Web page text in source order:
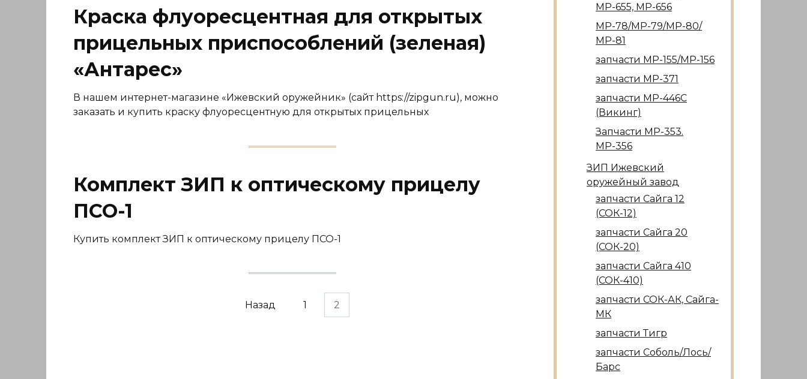
Краска флуоресцентная для открытых
прицельных приспособлений (зеленая)
«Антарес»
В нашем интернет-магазине «Ижевский оружейник» (сайт https://zipgun.ru), можно
заказать и купить краску флуоресцентную для открытых прицельных
Комплект ЗИП к оптическому прицелу
ПСО-1
Купить комплект ЗИП к оптическому прицелу ПСО-1
Назад 1 2
МР-655, МР-656
МР-78/МР-79/МР-80/
МР-81
запчасти МР-155/МР-156
запчасти МР-371
запчасти МР-446С
(Викинг)
Запчасти МР-353.
МР-356
ЗИП Ижевский
оружейный завод
запчасти Сайга 12
(СОК-12)
запчасти Сайга 20
(СОК-20)
запчасти Сайга 410
(СОК-410)
запчасти СОК-АК, Сайга-
МК
запчасти Тигр
запчасти Соболь/Лось/
Барс